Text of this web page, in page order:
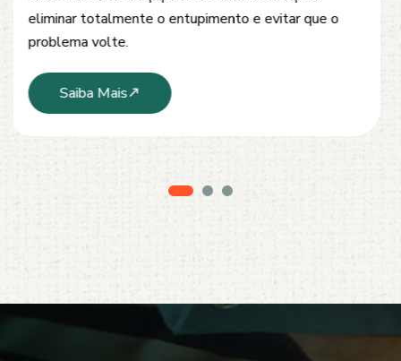
modernos e técnicas seguras que garantem um
serviço limpo, ágil e sem danos à estrutura.
Saiba Mais